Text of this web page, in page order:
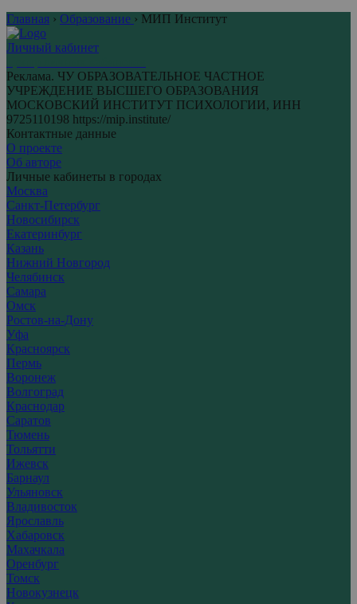
Главная › Образование › МИП Институт
Личный кабинет
Реклама. ЧУ ОБРАЗОВАТЕЛЬНОЕ ЧАСТНОЕ
УЧРЕЖДЕНИЕ ВЫСШЕГО ОБРАЗОВАНИЯ
МОСКОВСКИЙ ИНСТИТУТ ПСИХОЛОГИИ, ИНН
9725110198 https://mip.institute/
Контактные данные
О проекте
Об авторе
Личные кабинеты в городах
Москва
Санкт-Петербург
Новосибирск
Екатеринбург
Казань
Нижний Новгород
Челябинск
Самара
Омск
Ростов-на-Дону
Уфа
Красноярск
Пермь
Воронеж
Волгоград
Краснодар
Саратов
Тюмень
Тольятти
Ижевск
Барнаул
Ульяновск
Владивосток
Ярославль
Хабаровск
Махачкала
Оренбург
Томск
Новокузнецк